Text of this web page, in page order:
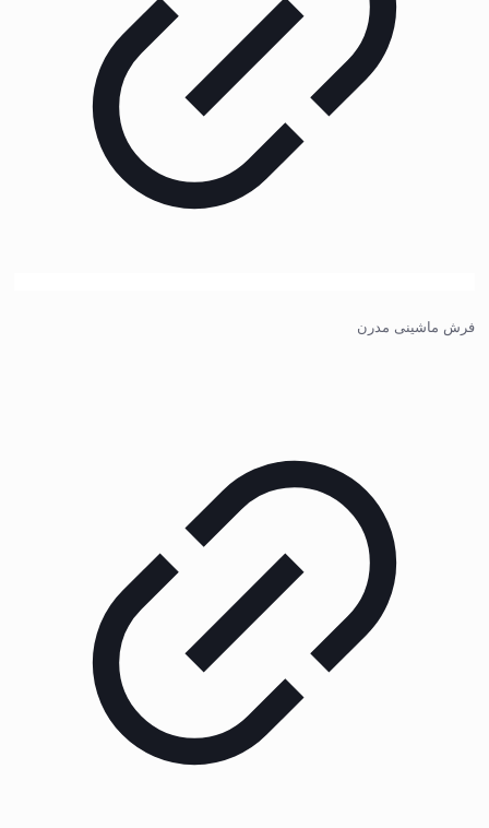
فرش ماشینی مدرن